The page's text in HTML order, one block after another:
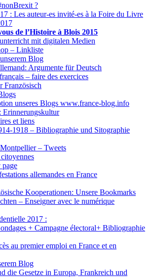
?
: Les auteur-es invité-es à la Foire du Livre
de l’Histoire à Blois 2015
mit digitalen Medien
– Linkliste
Blog
Argumente für Deutsch
– faire des exercices
Französisch
unseres Blogs www.france-blog.info
Erinnerungskultur
et liens
1918 – Bibliographie und Sitographie
– Tweets
allemandes en France
Kooperationen: Unsere Bookmarks
– Enseigner avec le numérique
2017 :
+ Campagne électoral+ Bibliographie
au premier emploi en France et en
Blog
die Gesetze in Europa, Frankreich und